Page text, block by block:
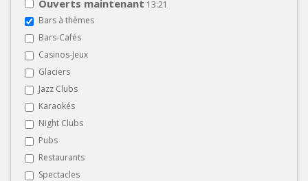
Ouverts maintenant 13:21
Bars à thèmes
Bars-Cafés
Casinos-Jeux
Glaciers
Jazz Clubs
Karaokés
Night Clubs
Pubs
Restaurants
Spectacles